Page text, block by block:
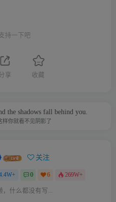
持一下吧
享 收藏
the shadows fall behind you.
样你就看不见阴影了
关注
0 6 269W+
，什么都没有写...